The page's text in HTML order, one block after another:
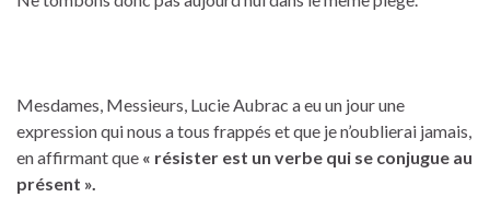
Mesdames, Messieurs, Lucie Aubrac a eu un jour une
expression qui nous a tous frappés et que je n’oublierai jamais,
en affirmant que « résister est un verbe qui se conjugue au
présent ».